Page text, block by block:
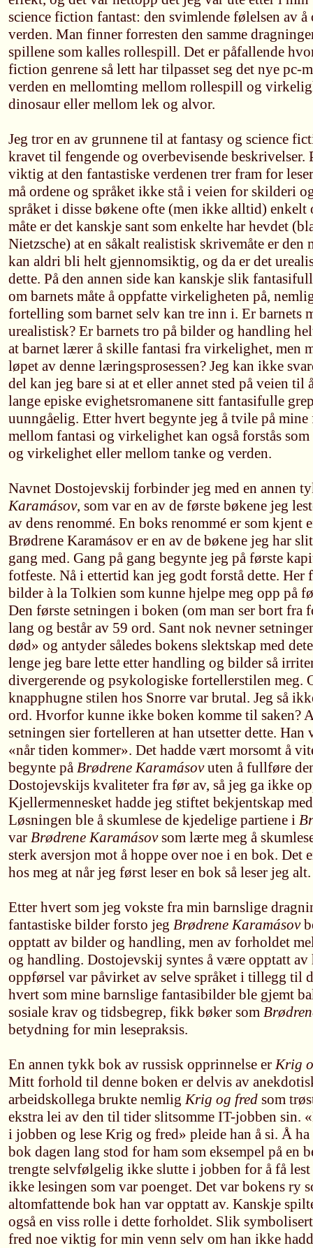
science fiction fantast: den svimlende følelsen av å
verden. Man finner forresten den samme
spillene som kalles rollespill. Det er påfallende
fiction genrene så lett har tilpasset seg det nye pc-
verden en mellomting mellom rollespill og
dinosaur eller mellom lek og alvor.
Jeg tror en av grunnene til at fantasy og science
kravet til fengende og overbevisende beskrivelser.
viktig at den fantastiske verdenen trer fram for
må ordene og språket ikke stå i veien for skilderi
språket i disse bøkene ofte (men ikke alltid)
måte er det kanskje sant som enkelte har hevdet
Nietzsche) at en såkalt realistisk skrivemåte er den
kan aldri bli helt gjennomsiktig, og da er det
dette. På den annen side kan kanskje slik
om barnets måte å oppfatte virkeligheten på,
fortelling som barnet selv kan tre inn i. Er barnets
urealistisk? Er barnets tro på bilder og handling
at barnet lærer å skille fantasi fra virkelighet, men
løpet av denne læringsprosessen? Jeg kan ikke
del kan jeg bare si at et eller annet sted på veien til
lange episke evighetsromanene sitt fantasifulle
uunngåelig. Etter hvert begynte jeg å tvile på
mellom fantasi og virkelighet kan også forstås
og virkelighet eller mellom tanke og verden.
Navnet Dostojevskij forbinder jeg med en annen
Karamásov, som var en av de første bøkene jeg
av dens renommé. En boks renommé er som kjent
Brødrene Karamásov er en av de bøkene jeg har
gang med. Gang på gang begynte jeg på første
fotfeste. Nå i ettertid kan jeg godt forstå dette. Her
bilder à la Tolkien som kunne hjelpe meg opp på
Den første setningen i boken (om man ser bort fra
lang og består av 59 ord. Sant nok nevner
død» og antyder således bokens slektskap med
lenge jeg bare lette etter handling og bilder så
divergerende og psykologiske fortellerstilen meg.
knapphugne stilen hos Snorre var brutal. Jeg så
ord. Hvorfor kunne ikke boken komme til saken?
setningen sier fortelleren at han utsetter dette.
«når tiden kommer». Det hadde vært morsomt å
begynte på Brødrene Karamásovuten å fullføre
Dostojevskijs kvaliteter fra før av, så jeg ga ikke
Kjellermennesket hadde jeg stiftet bekjentskap
Løsningen ble å skumlese de kjedelige partiene i
var Brødrene Karamásovsom lærte meg å
sterk aversjon mot å hoppe over noe i en bok. Det
hos meg at når jeg først leser en bok så leser jeg alt.
Etter hvert som jeg vokste fra min barnslige
fantastiske bilder forsto jeg Brødrene Karamásov
opptatt av bilder og handling, men av forholdet
og handling. Dostojevskij syntes å være opptatt av
oppførsel var påvirket av selve språket i tillegg til
hvert som mine barnslige fantasibilder ble gjemt
sosiale krav og tidsbegrep, fikk bøker som
betydning for min lesepraksis.
En annen tykk bok av russisk opprinnelse erKrig
Mitt forhold til denne boken er delvis av
arbeidskollega brukte nemligKrig og fred som
ekstra lei av den til tider slitsomme IT-jobben sin.
i jobben og lese Krig og fred» pleide han å si. Å
bok dagen lang stod for ham som eksempel på en
trengte selvfølgelig ikke slutte i jobben for å få lest
ikke lesingen som var poenget. Det var bokens ry
altomfattende bok han var opptatt av. Kanskje
også en viss rolle i dette forholdet. Slik
fred noe viktig for min venn selv om han ikke